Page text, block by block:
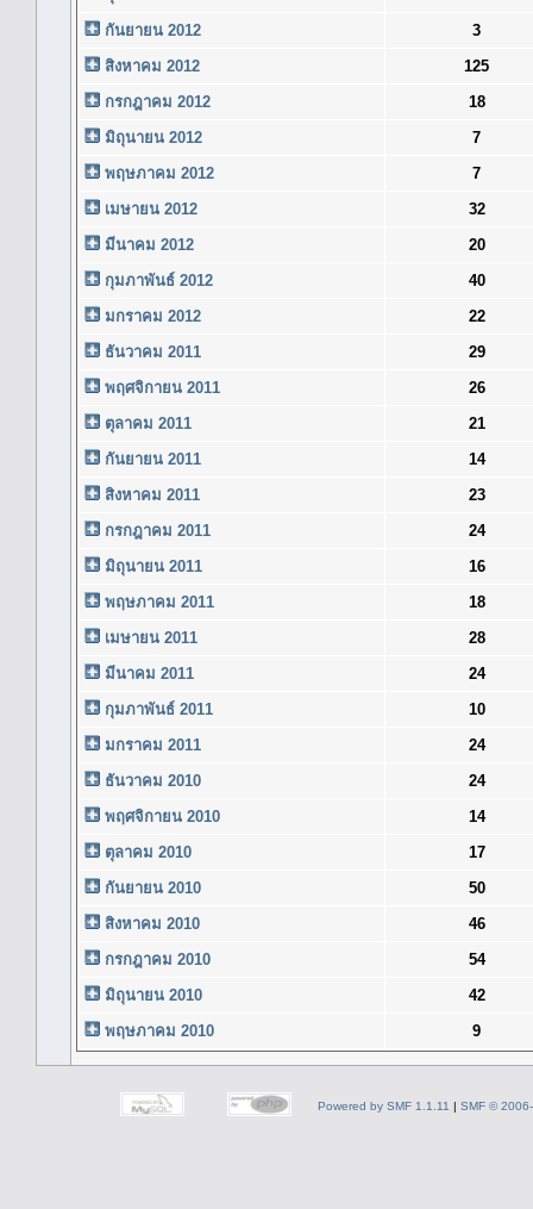
กันยายน 2012
3
สิงหาคม 2012
125
กรกฎาคม 2012
18
มิถุนายน 2012
7
พฤษภาคม 2012
7
เมษายน 2012
32
มีนาคม 2012
20
กุมภาพันธ์ 2012
40
มกราคม 2012
22
ธันวาคม 2011
29
พฤศจิกายน 2011
26
ตุลาคม 2011
21
กันยายน 2011
14
สิงหาคม 2011
23
กรกฎาคม 2011
24
มิถุนายน 2011
16
พฤษภาคม 2011
18
เมษายน 2011
28
มีนาคม 2011
24
กุมภาพันธ์ 2011
10
มกราคม 2011
24
ธันวาคม 2010
24
พฤศจิกายน 2010
14
ตุลาคม 2010
17
กันยายน 2010
50
สิงหาคม 2010
46
กรกฎาคม 2010
54
มิถุนายน 2010
42
พฤษภาคม 2010
9
Powered by SMF 1.1.11 | SMF ©